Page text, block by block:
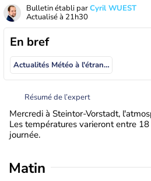
Bulletin établi parCyril WUEST
Actualisé à 21h30
En bref
Actualités Météo à l'étranger
Résumé de l’expert
Mercredi à Steintor-Vorstadt,
Les températures varieront entre
journée.
Matin